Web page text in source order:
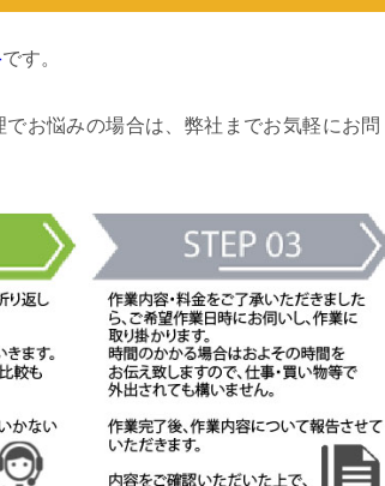
です。
お悩みの場合は、弊社までお気軽にお問